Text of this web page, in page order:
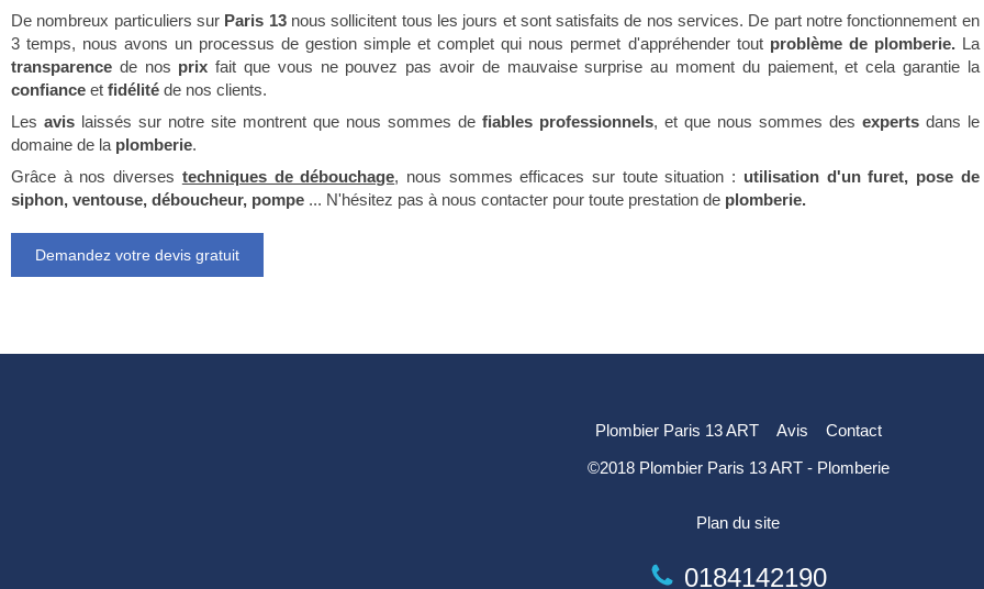
De nombreux particuliers sur Paris 13nous sollicitent tous les jours et sont satisfaits de nos services. De part notre fonctionnement en
3 temps, nous avons un processus de gestion simple et complet qui nous permet d'appréhender toutproblème de plomberie.La
transparence de nos prix fait que vous ne pouvez pas avoir de mauvaise surprise au moment du paiement, et cela garantie la
confiance et fidélité de nos clients.
Les avislaissés sur notre site montrent que nous sommes de fiables professionnels, et que nous sommes des expertsdans le
domaine de la plomberie.
Grâce à nos diverses techniques de débouchage, nous sommes efficaces sur toute situation : utilisation d'un furet, pose de
siphon, ventouse, déboucheur, pompe ... N'hésitez pas à nous contacter pour toute prestation de plomberie.
Demandez votre devis gratuit
Plombier Paris 13 ART Avis
Contact
©2018 Plombier Paris 13 ART - Plomberie
Plan du site
0184142190